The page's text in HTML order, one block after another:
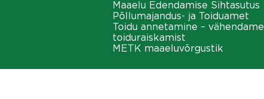
Maaelu Edendamise Sihtasutus
Põllumajandus- ja Toiduamet
Toidu annetamine – vähendame
toiduraiskamist
METK maaeluvõrgustik